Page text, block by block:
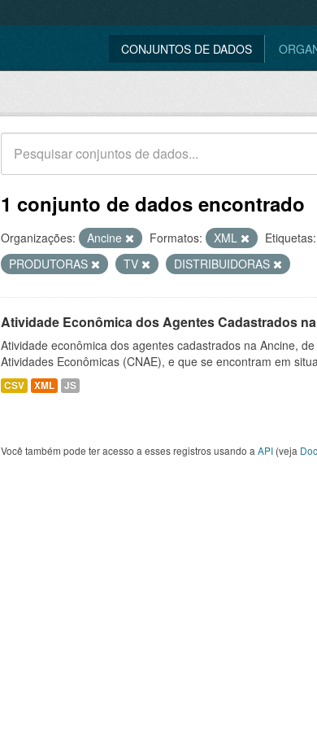
CONJUNTOS DE DADOS
1 conjunto de dados encontrado
Organizações: Ancine Formatos: XML Etiquetas:
PRODUTORAS
TV DISTRIBUIDORAS
Atividade Econômica dos Agentes Cadastrados
Atividade econômica dos agentes cadastrados na Ancine,
Atividades Econômicas (CNAE), e que se encontram em
CSV XML JS
Você também pode ter acesso a esses registros usando a API (veja